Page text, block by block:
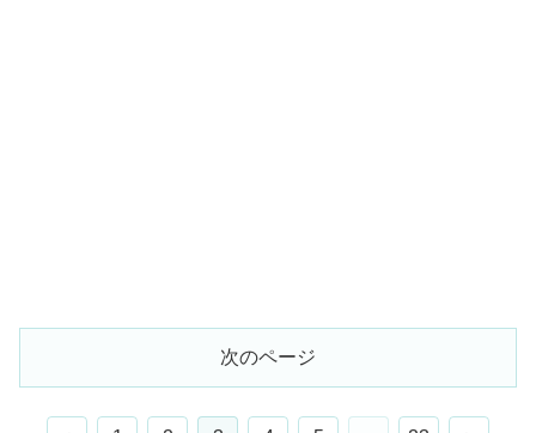
次のページ